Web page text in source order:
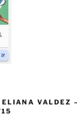
ELIANA VALDEZ